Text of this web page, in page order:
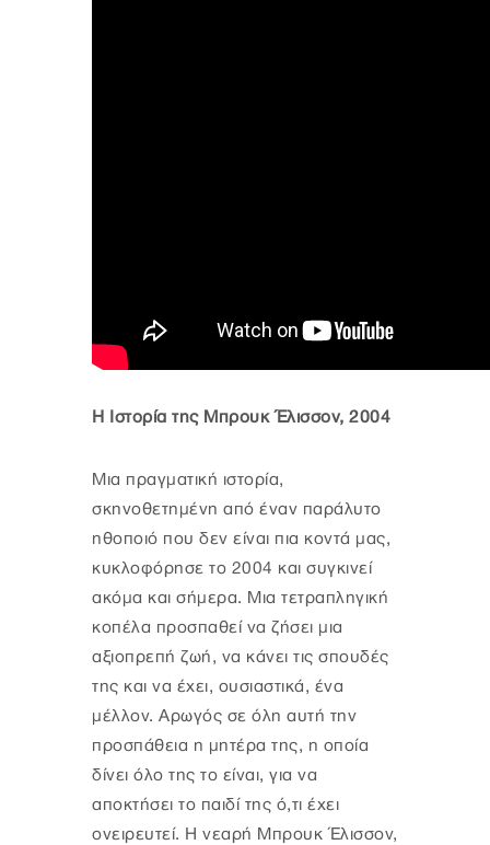
Η Ιστορία της Μπρουκ Έλισσον, 2004
Μια πραγματική ιστορία,
σκηνοθετημένη από έναν παράλυτο
ηθοποιό που δεν είναι πια κοντά μας,
κυκλοφόρησε το 2004 και συγκινεί
ακόμα και σήμερα. Μια τετραπληγική
κοπέλα προσπαθεί να ζήσει μια
αξιοπρεπή ζωή, να κάνει τις σπουδές
της και να έχει, ουσιαστικά, ένα
μέλλον. Αρωγός σε όλη αυτή την
προσπάθεια η μητέρα της, η οποία
δίνει όλο της το είναι, για να
αποκτήσει το παιδί της ό,τι έχει
ονειρευτεί. Η νεαρή Μπρουκ Έλισσον,